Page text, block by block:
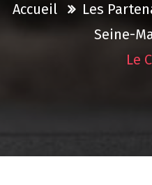
Accueil Les
Seine-
Le